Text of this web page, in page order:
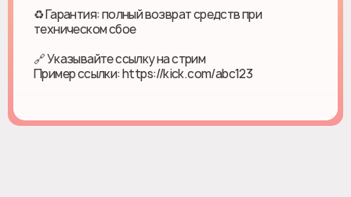
♻ Гарантия: полный возврат средств при
техническом сбое
🔗 Указывайте ссылку на стрим
Пример ссылки: https://kick.com/abc123